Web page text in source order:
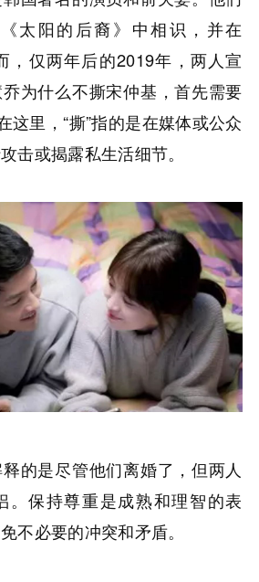
太阳的后裔》中相识，并在
，仅两年后的2019年，两人宣
为什么不撕宋仲基，首先需要
这里，“撕”指的是在媒体或公众
击或揭露私生活细节。
的是尽管他们离婚了，但两人
。保持尊重是成熟和理智的表
不必要的冲突和矛盾。